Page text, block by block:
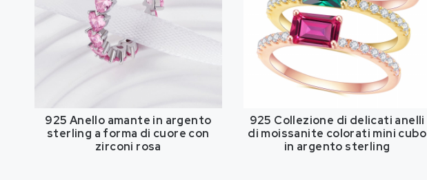
925 Anello amante in argento
sterling a forma di cuore con
zirconi rosa
925 Collezione di delicati anelli
di moissanite colorati mini cubo
in argento sterling